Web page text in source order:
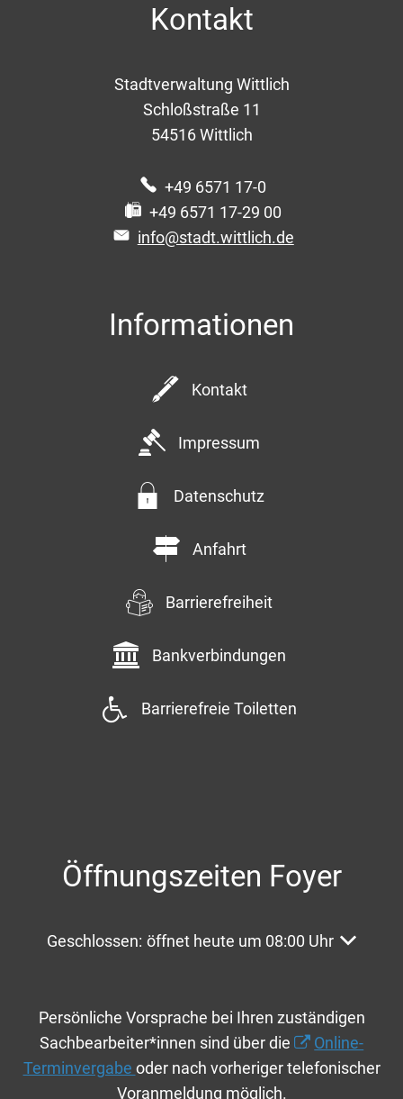
Kontakt
Stadtverwaltung Wittlich
Schloßstraße 11
54516 Wittlich
+49 6571 17-0
+49 6571 17-29 00
info@stadt.wittlich.de
Informationen
Kontakt
Impressum
Datenschutz
Anfahrt
Barrierefreiheit
Bankverbindungen
Barrierefreie Toiletten
Öffnungszeiten Foyer
Klicken, um weitere Öffnungs- oder Schließzeiten
Geschlossen: öffnet heute um 08:00 Uhr
Persönliche Vorsprache bei Ihren zuständigen
Sachbearbeiter*innen sind über die
Online-
Terminvergabe oder nach vorheriger telefonischer
Voranmeldung möglich.